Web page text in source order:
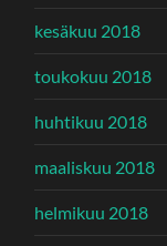
kesäkuu 2018
toukokuu 2018
huhtikuu 2018
maaliskuu 2018
helmikuu 2018